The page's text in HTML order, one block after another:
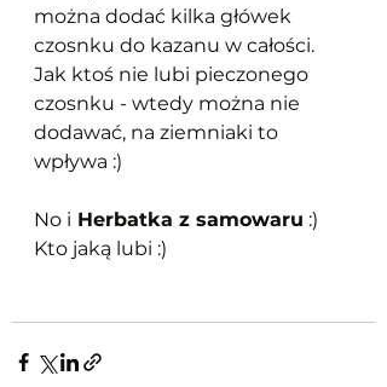
można dodać kilka główek
czosnku do kazanu w całości.
Jak ktoś nie lubi pieczonego
czosnku - wtedy można nie
dodawać, na ziemniaki to
wpływa :)
No i Herbatka z samowaru :)
Kto jaką lubi :)